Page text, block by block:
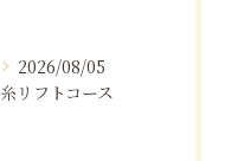
2026/08/05
糸リフトコース